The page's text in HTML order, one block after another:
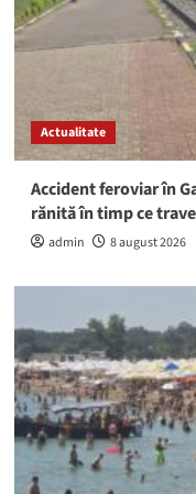
Actualitate
Accident feroviar în
rănită în timp ce
admin 8 august 2026